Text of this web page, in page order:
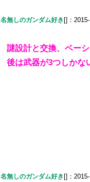
名無しのガンダム好き []：
謎設計と交換、ベー
後は武器が3つしかな
名無しのガンダム好き []：